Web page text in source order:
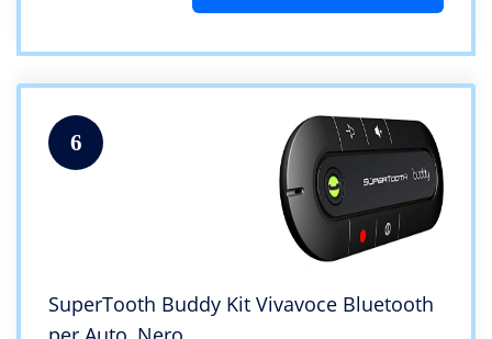
6
SuperTooth Buddy Kit Vivavoce Bluetooth